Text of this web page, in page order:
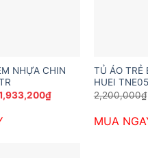
NHỰA CHIN
gốc
₫Giá
hiện
TỦ ÁO TRẺ
HUEI
2,200,000₫
MUA